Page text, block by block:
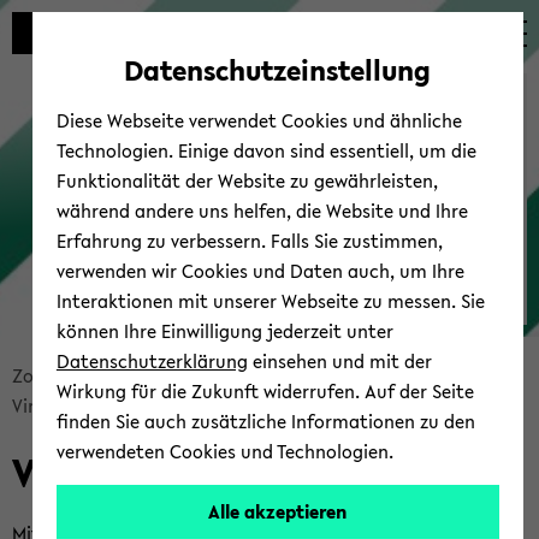
Automatische
vermeiden
zum
wechseln
zum
wechseln
zum
wechseln
Bread­
crumb
sprin­
gen
und
Zoom Über­blick & FAQ
Teil­neh­men
Vir­tu­el­ler Hin­ter­grund
Zu­rück zum Campus-​Support
Zoom
Vir­tu­el­ler Hin­ter­grund
Mit einem vir­tu­el­len Hin­ter­grund kön­nen Sie in einem Zoom-​
Datenschutzeinstellung
Diese Webseite verwendet Cookies und ähnliche
Technologien. Einige davon sind essentiell, um die
Funktionalität der Website zu gewährleisten,
während andere uns helfen, die Website und Ihre
Erfahrung zu verbessern. Falls Sie zustimmen,
verwenden wir Cookies und Daten auch, um Ihre
Interaktionen mit unserer Webseite zu messen. Sie
können Ihre Einwilligung jederzeit unter
Datenschutzerklärung einsehen und mit der
Wirkung für die Zukunft widerrufen. Auf der Seite
finden Sie auch zusätzliche Informationen zu den
verwendeten Cookies und Technologien.
Alle akzeptieren